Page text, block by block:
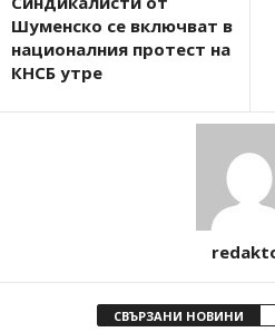
Шуменско се включват в
националния протест на
КНСБ утре
СВЪРЗАНИ НОВИНИ